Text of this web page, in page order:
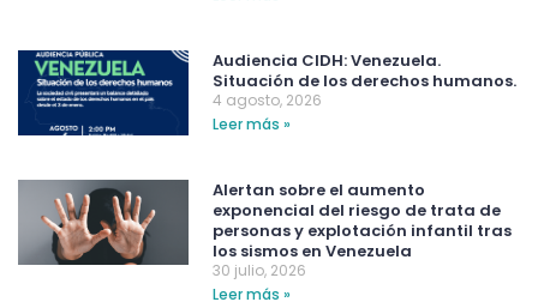
Audiencia CIDH: Venezuela.
Situación de los derechos humanos.
4 agosto, 2026
Leer más »
Alertan sobre el aumento
exponencial del riesgo de trata de
personas y explotación infantil tras
los sismos en Venezuela
30 julio, 2026
Leer más »